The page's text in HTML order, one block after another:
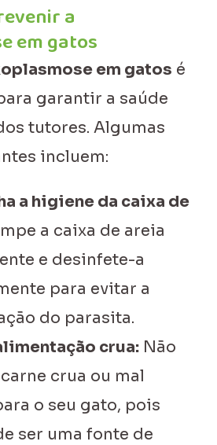
a
em gatos
em gatos é
garantir a saúde
tutores. Algumas
incluem:
a higiene da caixa de
a caixa de areia
e desinfete-a
para evitar a
do parasita.
crua: Não
crua ou mal
o seu gato, pois
ser uma fonte de